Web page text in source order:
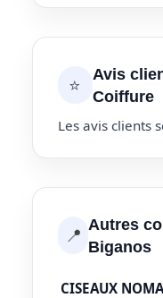
⭐
Avis
Coiffure
Les avis clients
📍 Autres
Biganos
CISEAUX